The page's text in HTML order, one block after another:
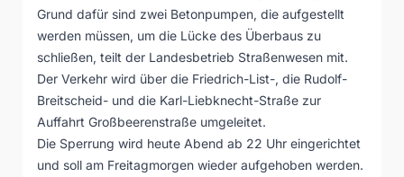
Grund dafür sind zwei Betonpumpen, die aufgestellt
werden müssen, um die Lücke des Überbaus zu
schließen, teilt der Landesbetrieb Straßenwesen mit.
Der Verkehr wird über die Friedrich-List-, die Rudolf-
Breitscheid- und die Karl-Liebknecht-Straße zur
Auffahrt Großbeerenstraße umgeleitet.
Die Sperrung wird heute Abend ab 22 Uhr eingerichtet
und soll am Freitagmorgen wieder aufgehoben werden.